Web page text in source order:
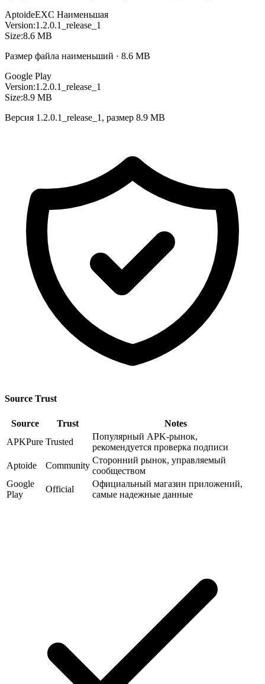
AptoideEXC Наименьшая
Version:1.2.0.1_release_1
Size:8.6 MB
Размер файла наименьший · 8.6 MB
Google Play
Version:1.2.0.1_release_1
Size:8.9 MB
Версия 1.2.0.1_release_1, размер 8.9 MB
Source Trust
Source Trust
Notes
APKPure Trusted
Популярный APK-рынок,
рекомендуется проверка подписи
Aptoide
Community
Сторонний рынок, управляемый
сообществом
Google
Play
Official
Официальный магазин приложений,
самые надежные данные